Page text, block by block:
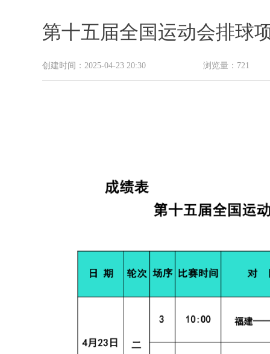
第十五届全国运动会排球
创建时间： 2025-04-23 20:30 浏览量： 721